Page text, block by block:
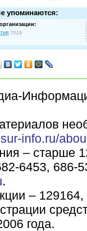
упоминаются:
7018
info.ru/
– старше
6453, 686-
.
–
года.